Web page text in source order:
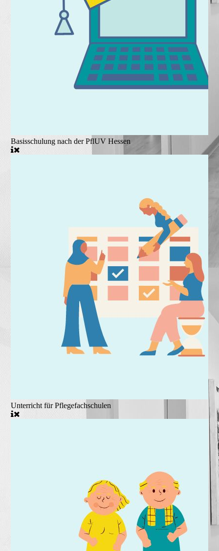
Basisschulung nach der PflUV Hessen
Unterricht für Pflegefachschulen